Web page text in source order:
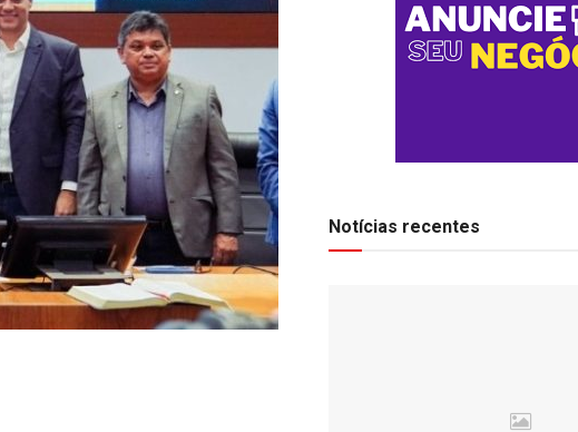
Notícias recentes